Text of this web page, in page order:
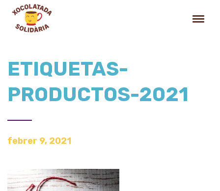
ETIQUETAS-
PRODUCTOS-2021
febrer 9, 2021